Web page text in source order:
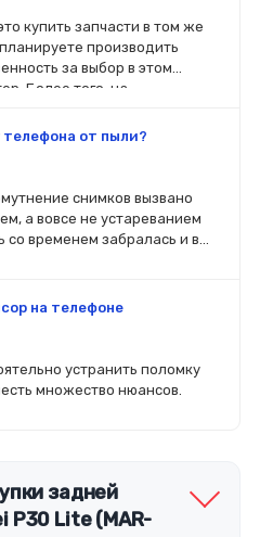
купить запчасти в том же
производить
за выбор в этом
Более того, на
самостоятельно, то выбор
старый был в руках. Так
элементах
параметрах и прочих
от пыли?
снимков вызвано
а вовсе не устареванием
временем забралась и в
на телефоне
устранить поломку
множество нюансов.
задней
P30 Lite (MAR-